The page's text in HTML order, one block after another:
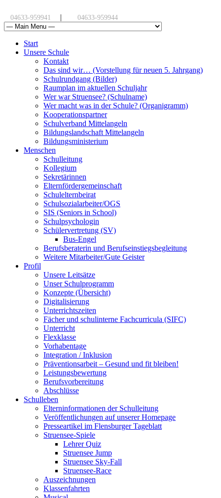
04633-959941 | 04633-959944
Start
Unsere Schule
Kontakt
Das sind wir… (Vorstellung für neuen 5. Jahrgang)
Schulrundgang (Bilder)
Raumplan im aktuellen Schuljahr
Wer war Struensee? (Schulname)
Wer macht was in der Schule? (Organigramm)
Kooperationspartner
Schulverband Mittelangeln
Bildungslandschaft Mittelangeln
Bildungsministerium
Menschen
Schulleitung
Kollegium
Sekretärinnen
Elternfördergemeinschaft
Schulelternbeirat
Schulsozialarbeiter/OGS
SIS (Seniors in School)
Schulpsychologin
Schülervertretung (SV)
Bus-Engel
Berufsberaterin und Berufseinstiegsbegleitung
Weitere Mitarbeiter/Gute Geister
Profil
Unsere Leitsätze
Unser Schulprogramm
Konzepte (Übersicht)
Digitalisierung
Unterrichtszeiten
Fächer und schulinterne Fachcurricula (SIFC)
Unterricht
Flexklasse
Vorhabentage
Integration / Inklusion
Präventionsarbeit – Gesund und fit bleiben!
Leistungsbewertung
Berufsvorbereitung
Abschlüsse
Schulleben
Elterninformationen der Schulleitung
Veröffentlichungen auf unserer Homepage
Presseartikel im Flensburger Tageblatt
Struensee-Spiele
Lehrer Quiz
Struensee Jump
Struensee Sky-Fall
Struensee-Race
Auszeichnungen
Klassenfahrten